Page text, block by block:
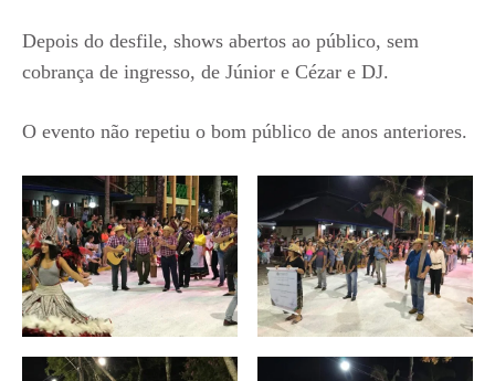
Depois do desfile, shows abertos ao público, sem
cobrança de ingresso, de Júnior e Cézar e DJ.
O evento não repetiu o bom público de anos anteriores.